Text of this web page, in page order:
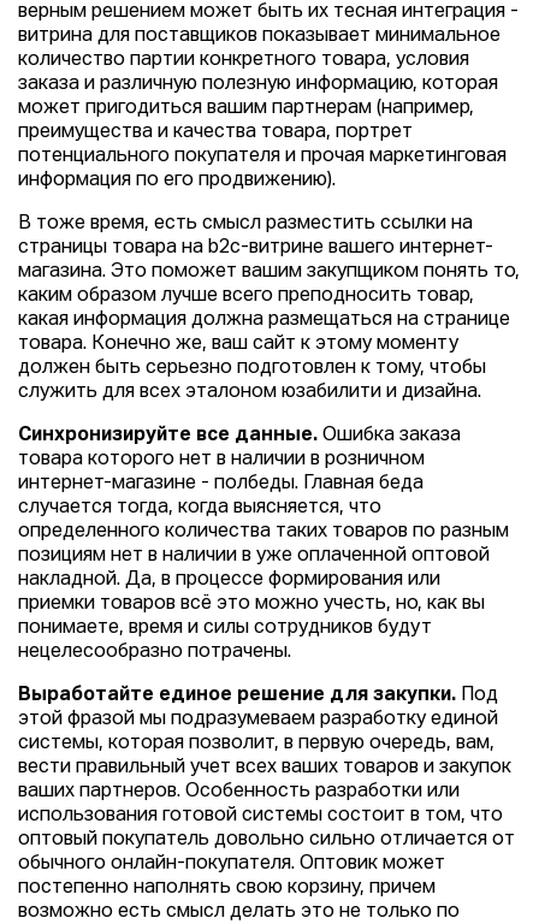
верным решением может быть их тесная интеграция -
витрина для поставщиков показывает минимальное
количество партии конкретного товара, условия
заказа и различную полезную информацию, которая
может пригодиться вашим партнерам (например,
преимущества и качества товара, портрет
потенциального покупателя и прочая маркетинговая
информация по его продвижению).
В тоже время, есть смысл разместить ссылки на
страницы товара на b2c-витрине вашего интернет-
магазина. Это поможет вашим закупщиком понять то,
каким образом лучше всего преподносить товар,
какая информация должна размещаться на странице
товара. Конечно же, ваш сайт к этому моменту
должен быть серьезно подготовлен к тому, чтобы
служить для всех эталоном юзабилити и дизайна.
Синхронизируйте все данные. Ошибка заказа
товара которого нет в наличии в розничном
интернет-магазине - полбеды. Главная беда
случается тогда, когда выясняется, что
определенного количества таких товаров по разным
позициям нет в наличии в уже оплаченной оптовой
накладной. Да, в процессе формирования или
приемки товаров всё это можно учесть, но, как вы
понимаете, время и силы сотрудников будут
нецелесообразно потрачены.
Выработайте единое решение для закупки.
Под
этой фразой мы подразумеваем разработку единой
системы, которая позволит, в первую очередь, вам,
вести правильный учет всех ваших товаров и закупок
ваших партнеров. Особенность разработки или
использования готовой системы состоит в том, что
оптовый покупатель довольно сильно отличается от
обычного онлайн-покупателя. Оптовик может
постепенно наполнять свою корзину, причем
возможно есть смысл делать это не только по